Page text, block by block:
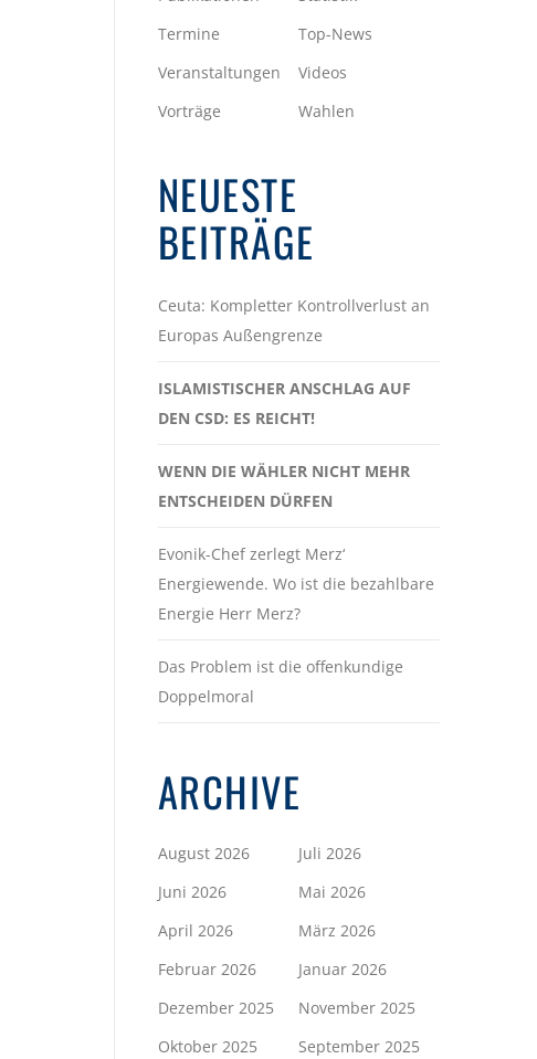
Termine
Top-News
Veranstaltungen
Videos
Vorträge
Wahlen
NEUESTE
BEITRÄGE
Ceuta: Kompletter Kontrollverlust an
Europas Außengrenze
ISLAMISTISCHER ANSCHLAG AUF
DEN CSD: ES REICHT!
WENN DIE WÄHLER NICHT MEHR
ENTSCHEIDEN DÜRFEN
Evonik-Chef zerlegt Merz‘
Energiewende. Wo ist die bezahlbare
Energie Herr Merz?
Das Problem ist die offenkundige
Doppelmoral
ARCHIVE
August 2026
Juli 2026
Juni 2026
Mai 2026
April 2026
März 2026
Februar 2026
Januar 2026
Dezember 2025
November 2025
Oktober 2025
September 2025